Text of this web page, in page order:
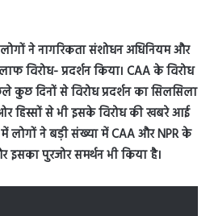
ने नागरिकता संशोधन अधिनियम और
विरोध- प्रदर्शन किया। CAA के विरोध
कुछ दिनों से विरोध प्रदर्शन का सिलसिला
हिस्सों से भी इसके विरोध की खबरे आई
में लोगों ने बड़ी संख्या में CAA और NPR के
इसका पुरजोर समर्थन भी किया है।